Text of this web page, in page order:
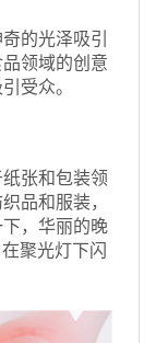
的光泽吸引
领域的创意
受众。
张和包装领
品和服装，
，华丽的晚
聚光灯下闪